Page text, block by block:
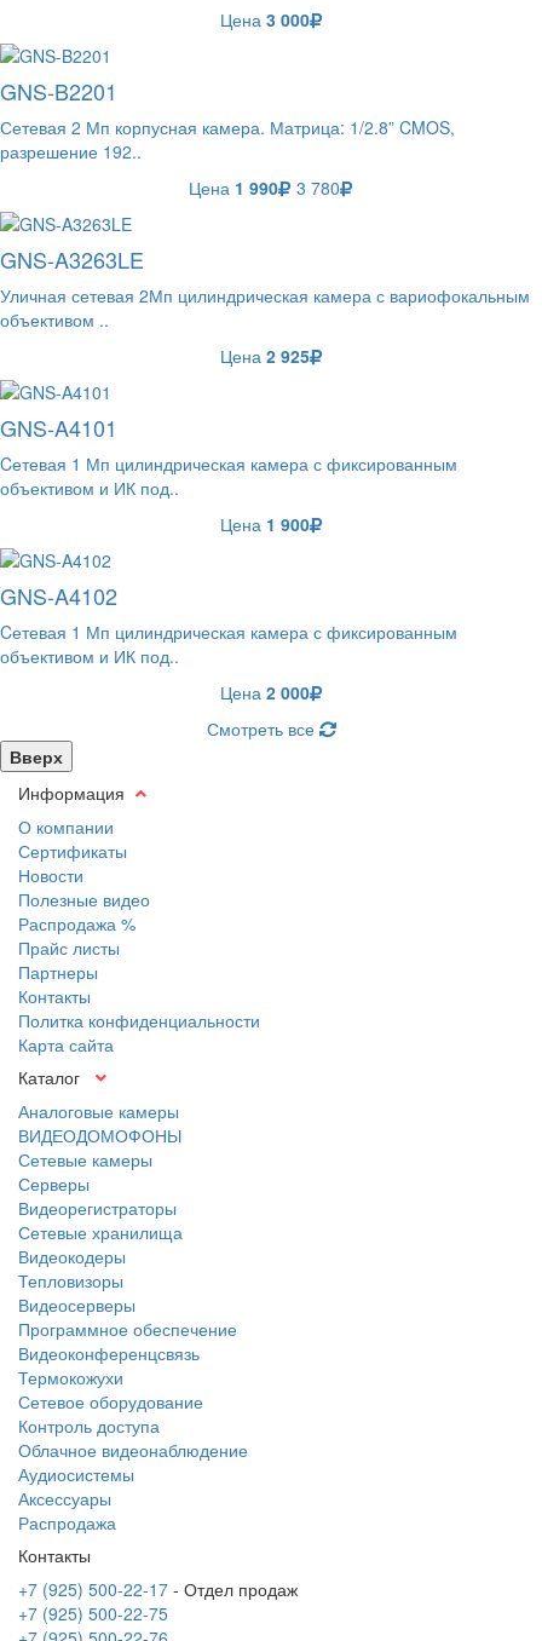
Цена 3 000
GNS-B2201
Сетевая 2 Мп корпусная камера. Матрица: 1/2.8” CMOS,
разрешение 192..
Цена 1 990 3 780
GNS-A3263LE
Уличная сетевая 2Мп цилиндрическая камера с вариофокальным
объективом ..
Цена 2 925
GNS-A4101
Cетевая 1 Мп цилиндрическая камера с фиксированным
объективом и ИК под..
Цена 1 900
GNS-A4102
Cетевая 1 Мп цилиндрическая камера с фиксированным
объективом и ИК под..
Цена 2 000
Смотреть все
Вверх
Информация
О компании
Сертификаты
Новости
Полезные видео
Распродажа %
Прайс листы
Партнеры
Контакты
Политка конфиденциальности
Карта сайта
Каталог
Аналоговые камеры
ВИДЕОДОМОФОНЫ
Сетевые камеры
Серверы
Видеорегистраторы
Сетевые хранилища
Видеокодеры
Тепловизоры
Видеосерверы
Программное обеспечение
Видеоконференцсвязь
Термокожухи
Сетевое оборудование
Контроль доступа
Облачное видеонаблюдение
Аудиосистемы
Аксессуары
Распродажа
Контакты
+7 (925) 500-22-17 - Отдел продаж
+7 (925) 500-22-75